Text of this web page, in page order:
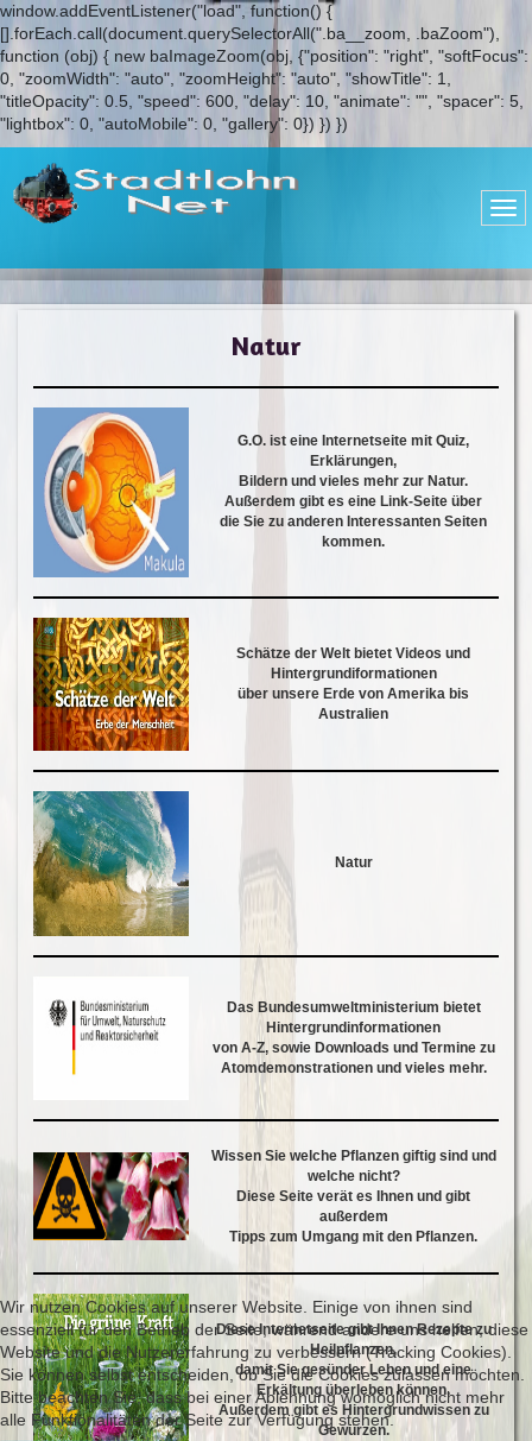
window.addEventListener("load", function() {
[].forEach.call(document.querySelectorAll(".ba__zoom, .baZoom"),
function (obj) { new baImageZoom(obj, {"position": "right", "softFocus":
0, "zoomWidth": "auto", "zoomHeight": "auto", "showTitle": 1,
"titleOpacity": 0.5, "speed": 600, "delay": 10, "animate": "", "spacer": 5,
"lightbox": 0, "autoMobile": 0, "gallery": 0}) }) })
Natur
G.O. ist eine Internetseite mit Quiz,
Erklärungen,
Bildern und vieles mehr zur Natur.
Außerdem gibt es eine Link-Seite über
die Sie zu anderen Interessanten Seiten
kommen.
Schätze der Welt bietet Videos und
Hintergrundiformationen
über unsere Erde von Amerika bis
Australien
Natur
Das Bundesumweltministerium bietet
Hintergrundinformationen
von A-Z, sowie Downloads und Termine zu
Atomdemonstrationen und vieles mehr.
Wissen Sie welche Pflanzen giftig sind und
welche nicht?
Diese Seite verät es Ihnen und gibt
außerdem
Tipps zum Umgang mit den Pflanzen.
Diese Internetseite gibt Ihnen Rezepte zu
Heilpflanzen,
damit Sie gesünder Leben und eine
Erkältung überleben können.
Außerdem gibt es Hintergrundwissen zu
Gewürzen.
Wir nutzen Cookies auf unserer Website. Einige von ihnen sind
essenziell für den Betrieb der Seite, während andere uns helfen, diese
Website und die Nutzererfahrung zu verbessern (Tracking Cookies).
Sie können selbst entscheiden, ob Sie die Cookies zulassen möchten.
Bitte beachten Sie, dass bei einer Ablehnung womöglich nicht mehr
alle Funktionalitäten der Seite zur Verfügung stehen.